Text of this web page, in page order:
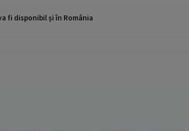
fi disponibil și în România